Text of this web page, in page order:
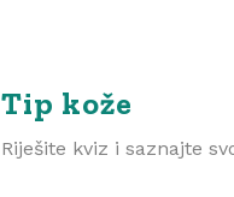
Tip kože
Riješite kviz i saznajte